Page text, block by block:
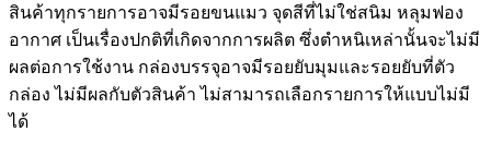
สินค้าทุกรายการอาจมีรอยขนแมว จุดสีที่ไม่ใช่สนิม หลุมฟอง
อากาศ เป็นเรื่องปกติที่เกิดจากการผลิต ซึ่งตำหนิเหล่านั้นจะไม่มี
ผลต่อการใช้งาน กล่องบรรจุอาจมีรอยยับมุมและรอยยับที่ตัว
กล่อง ไม่มีผลกับตัวสินค้า ไม่สามารถเลือกรายการให้แบบไม่มี
ได้